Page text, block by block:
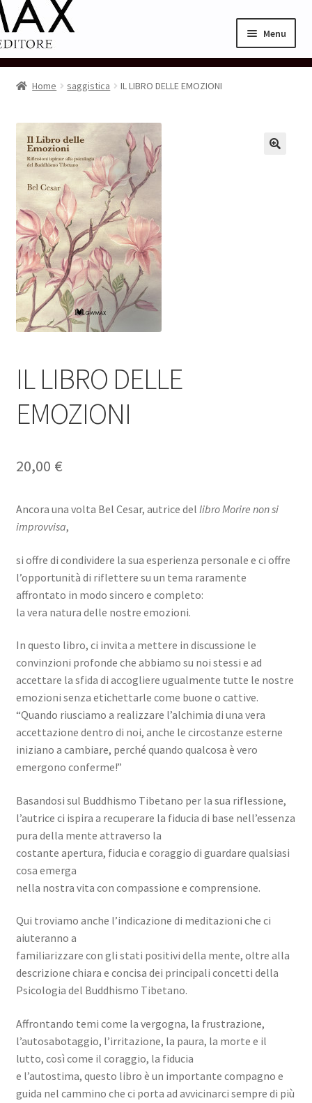
Vai
alla
navigazione
Vai
al
contenuto
Menu
Home
Checkout
My Account
Pagina di esempio.
Home saggistica IL LIBRO DELLE EMOZIONI
IL LIBRO DELLE
EMOZIONI
20,00 €
Ancora una volta Bel Cesar, autrice del libro Morire non si
improvvisa,
si offre di condividere la sua esperienza personale e ci offre
l’opportunità di riflettere su un tema raramente
affrontato in modo sincero e completo:
la vera natura delle nostre emozioni.
In questo libro, ci invita a mettere in discussione le
convinzioni profonde che abbiamo su noi stessi e ad
accettare la sfida di accogliere ugualmente tutte le nostre
emozioni senza etichettarle come buone o cattive.
“Quando riusciamo a realizzare l’alchimia di una vera
accettazione dentro di noi, anche le circostanze esterne
iniziano a cambiare, perché quando qualcosa è vero
emergono conferme!”
Basandosi sul Buddhismo Tibetano per la sua riflessione,
l’autrice ci ispira a recuperare la fiducia di base nell’essenza
pura della mente attraverso la
costante apertura, fiducia e coraggio di guardare qualsiasi
cosa emerga
nella nostra vita con compassione e comprensione.
Qui troviamo anche l’indicazione di meditazioni che ci
aiuteranno a
familiarizzare con gli stati positivi della mente, oltre alla
descrizione chiara e concisa dei principali concetti della
Psicologia del Buddhismo Tibetano.
Affrontando temi come la vergogna, la frustrazione,
l’autosabotaggio, l’irritazione, la paura, la morte e il
lutto, così come il coraggio, la fiducia
e l’autostima, questo libro è un importante compagno e
guida nel cammino che ci porta ad avvicinarci sempre di più